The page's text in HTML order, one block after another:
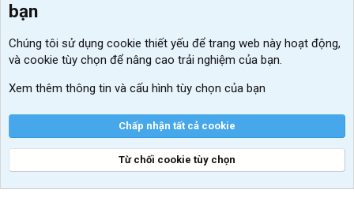
Đăng nhập
Kích hoạt Windows/ Office miễn phí
VIP add-ons Xenforo
Khuyến mãi và tài trợ
bạn
Chúng tôi sử dụng cookie thiết yếu để trang web này hoạt động,
và cookie tùy chọn để nâng cao trải nghiệm của bạn.
Xem thêm thông tin và cấu hình tùy chọn của bạn
Chấp nhận tất cả cookie
Từ chối cookie tùy chọn